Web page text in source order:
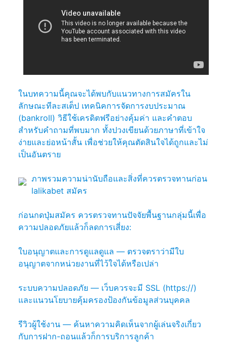
ในบทความนี้คุณจะได้พบกับแนวทางการสมัครใน
ลักษณะทีละสเต็ป เทคนิคการจัดการงบประมาณ
(bankroll) วิธีใช้เครดิตฟรีอย่างคุ้มค่า และคำตอบ
สำหรับคำถามที่พบมาก ทั้งปวงเขียนด้วยภาษาที่เข้าใจ
ง่ายและย่อหน้าสั้น เพื่อช่วยให้คุณตัดสินใจได้ถูกและไม่
เป็นอันตราย
ภาพรวมความน่านับถือและสิ่งที่ควรตรวจทานก่อน
lalikabet สมัคร
ก่อนกดปุ่มสมัคร ควรตรวจทานปัจจัยพื้นฐานกลุ่มนี้เพื่อ
ความปลอดภัยแล้วก็ลดการเสี่ยง:
ใบอนุญาตและการดูแลดูแล — ตรวจตราว่ามีใบ
อนุญาตจากหน่วยงานที่ไว้ใจได้หรือเปล่า
ระบบความปลอดภัย — เว็บควรจะมี SSL (https://)
และแนวนโยบายคุ้มครองป้องกันข้อมูลส่วนบุคคล
รีวิวผู้ใช้งาน — ค้นหาความคิดเห็นจากผู้เล่นจริงเกี่ยว
กับการฝาก-ถอนแล้วก็การบริการลูกค้า